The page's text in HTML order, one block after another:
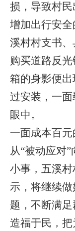
损，导致村民
增加出行安
溪村村支书、
购买道路反
箱的身影便
过安装，一
眼中。
一面成本百
从“被动应对
小事，五溪
示，将继续
题，不断满足
造福于民，把